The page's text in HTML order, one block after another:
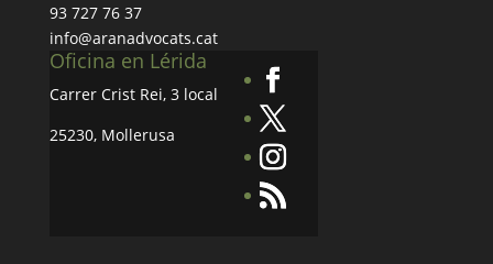
93 727 76 37
info@aranadvocats.cat
Oficina en Lérida
Carrer Crist Rei, 3 local
25230, Mollerusa